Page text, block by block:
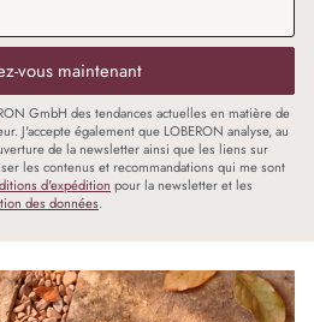
vous maintenant
GmbH des tendances actuelles en matière de
J'accepte également que LOBERON analyse, au
de la newsletter ainsi que les liens sur
les contenus et recommandations qui me sont
d'expédition pour la newsletter et les
des données.